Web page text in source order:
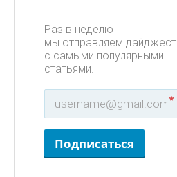
Раз в неделю
мы отправляем дайджест
с самыми популярными
статьями.
*
Подписаться